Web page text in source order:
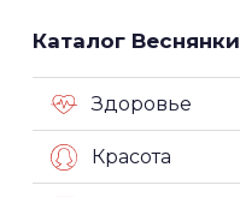
Каталог Веснянки
Здоровье
Красота